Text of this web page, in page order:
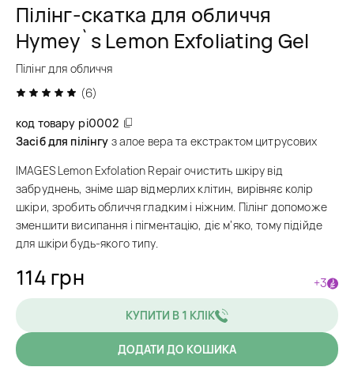
Пілінг-скатка для обличчя
Hymey`s Lemon Exfoliating Gel
Пілінг для обличчя
(6)
код товару pi0002
Засіб для пілінгу з алое вера та екстрактом цитрусових
IMAGES Lemon Exfolation Repair очистить шкіру від
забруднень, зніме шар відмерлих клітин, вирівняє колір
шкіри, зробить обличчя гладким і ніжним. Пілінг допоможе
зменшити висипання і пігментацію, діє м’яко, тому підійде
для шкіри будь-якого типу.
114 грн +3
КУПИТИ В 1 КЛІК
ДОДАТИ ДО КОШИКА